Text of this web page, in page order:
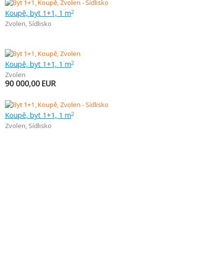
Koupě, byt 1+1, 1 m2
Zvolen, Sídlisko
Koupě, byt 1+1, 1 m2
Zvolen
90 000,00 EUR
Koupě, byt 1+1, 1 m2
Zvolen, Sídlisko